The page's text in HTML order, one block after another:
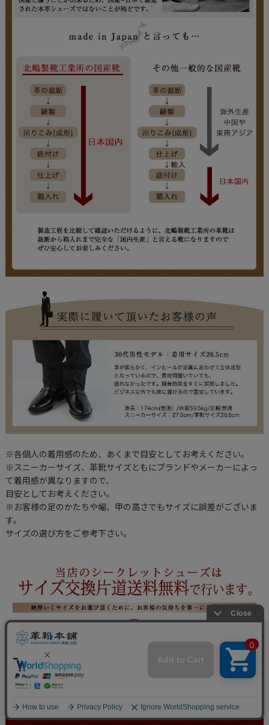
※各個人の着用感のため、あくまで目安としてお考えください。
※スニーカーサイズ、革靴サイズともにブランドやメーカーによっ
て着用感が異なりますので、
目安としてお考えください。
※お客様の足のかたちや幅、甲の高さでもサイズに誤差がございま
す。
サイズの選び方をご参考下さい。